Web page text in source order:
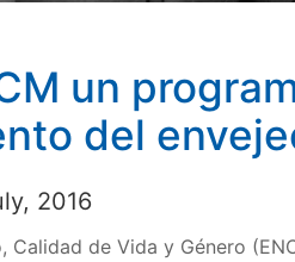
un
del
2016
Calidad de Vida y Género